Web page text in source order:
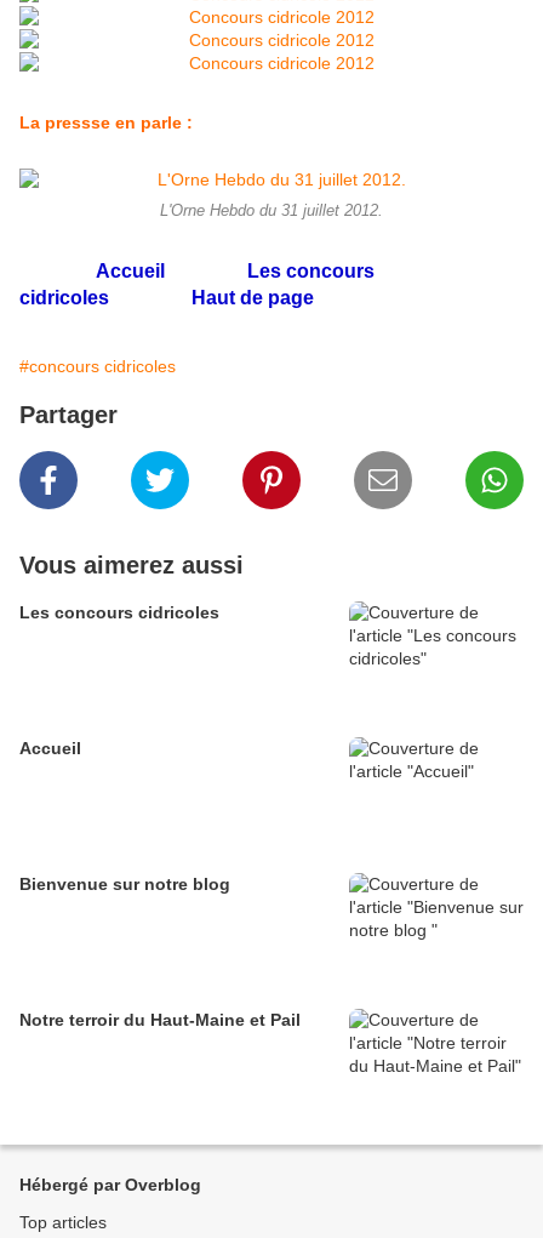
La pressse en parle :
L'Orne Hebdo du 31 juillet 2012.
Accueil
Les concours
cidricoles
Haut de page
#concours cidricoles
Partager
Vous aimerez aussi
Les concours cidricoles
Accueil
Bienvenue sur notre blog
Notre terroir du Haut-Maine et Pail
Hébergé par Overblog
Top articles